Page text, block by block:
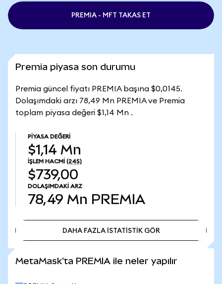
PREMIA - MFT TAKAS ET
Premia piyasa son durumu
Premia güncel fiyatı PREMIA başına $0,0145.
Dolaşımdaki arzı 78,49 Mn PREMIA ve Premia
toplam piyasa değeri $1,14 Mn .
PIYASA DEĞERI
$1,14 Mn
İŞLEM HACMI (24S)
$739,00
DOLAŞIMDAKI ARZ
78,49 Mn PREMIA
DAHA FAZLA İSTATİSTİK GÖR
MetaMask'ta PREMIA ile neler yapılır